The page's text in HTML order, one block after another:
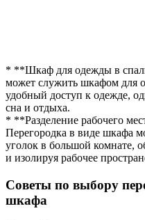
* **Шкаф для одежды в
может служить шкафом для
удобный доступ к одежде,
сна и отдыха.
* **Разделение рабочего
Перегородка в виде шкафа
уголок в большой комнате,
и изолируя рабочее
Советы по выбору
шкафа